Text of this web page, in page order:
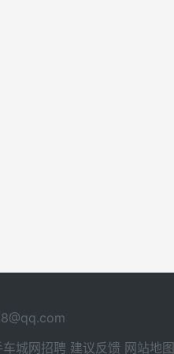
城网招聘 建议反馈 网站地图